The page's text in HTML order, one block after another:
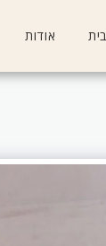
בית אודות